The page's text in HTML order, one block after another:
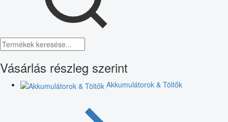
Vásárlás részleg szerint
Akkumulátorok & Töltők